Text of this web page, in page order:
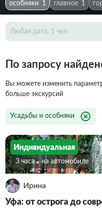
особняки
1
главное
1
Любая дата, 1 чел.
По запросу
Вы можете изменить
больше экскурсий
Усадьбы и особняки
Индивидуальная
3 часа На автомобиле
Ирина
Уфа: от острога до